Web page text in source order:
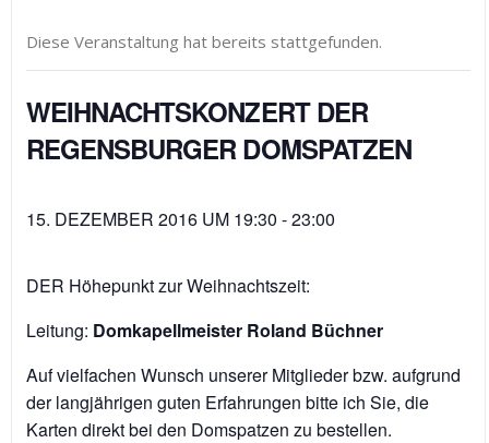
Diese Veranstaltung hat bereits stattgefunden.
WEIHNACHTSKONZERT DER
REGENSBURGER DOMSPATZEN
15. DEZEMBER 2016 UM 19:30 -23:00
DER Höhepunkt zur Weihnachtszeit:
Leitung: Domkapellmeister Roland Büchner
Auf vielfachen Wunsch unserer Mitglieder bzw. aufgrund
der langjährigen guten Erfahrungen bitte ich Sie, die
Karten direkt bei den Domspatzen zu bestellen.